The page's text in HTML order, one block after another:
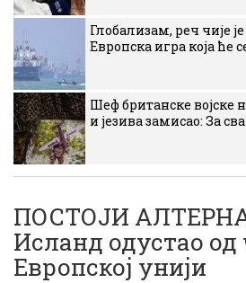
Глобализам, реч чије
Европска игра која ће
Шеф британске војске
и језива замисао: За
ПОСТОЈИ
Исланд одустао од
Европској унији